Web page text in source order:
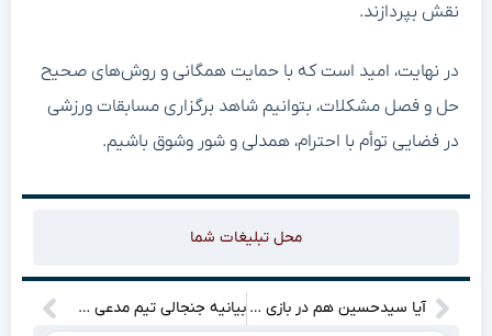
نقش بپردازند.
در نهایت، امید است که با حمایت همگانی و روش‌های صحیح
حل و فصل مشکلات، بتوانیم شاهد برگزاری مسابقات ورزشی
در فضایی توأم با احترام، همدلی و شور وشوق باشیم.
محل تبلیغات شما
آیا سیدحسین هم در بازی مقابل سپاهان حضور نخواهد داشت؟! بیانیه جنجالی تیم مدعی صعود: آیا وی‌ای‌آر واقعا عادلانه نیست؟!